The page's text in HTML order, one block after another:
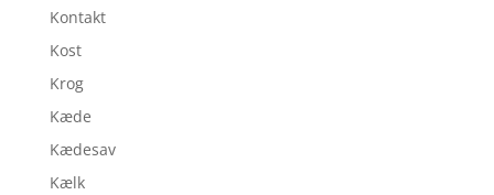
Kontakt
Kost
Krog
Kæde
Kædesav
Kælk